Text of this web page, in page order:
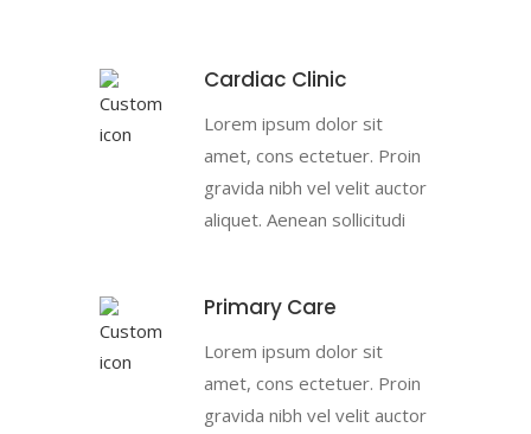
Cardiac Clinic
Lorem ipsum dolor sit
amet, cons ectetuer. Proin
gravida nibh vel velit auctor
aliquet. Aenean sollicitudi
Primary Care
Lorem ipsum dolor sit
amet, cons ectetuer. Proin
gravida nibh vel velit auctor